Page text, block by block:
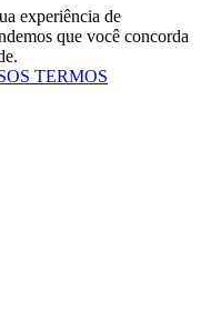
experiência de
que você concorda
TERMOS